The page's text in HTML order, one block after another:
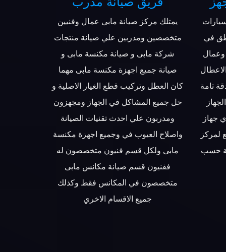
يمتلك مركز صيانة مابى عمال وفنيين
متخصصين ومدربين علي صيانة منتجات
شركة مابى و صيانة مكنسة مابى و
صيانة جميع اجهزة مكنسة مابى مهما
كان العطل وتركيب قطع الغيار الاصلية و
حل جميع المشاكل في الجهاز ومجهزون
ومدربون علي احدث تقنيات الصيانة
واصلاح العيوب في وجميع اجهزة مكنسة
مابى ولكل قسم فنيون متخصصون له
ففنيون قسم صيانة مكانس مابى
متخصصون في المكانس فقط وكذلك
جميع الاقسام الاخري
في
تامة
جهاز
لمركز
حسب